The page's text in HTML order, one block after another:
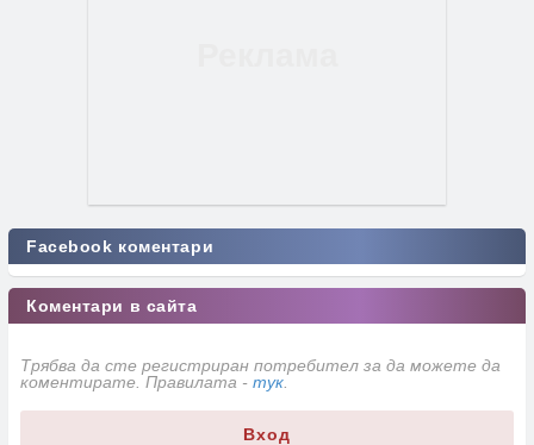
Facebook коментари
Коментари в сайта
Трябва да сте регистриран потребител за да можете да
коментирате. Правилата - тук
Вход